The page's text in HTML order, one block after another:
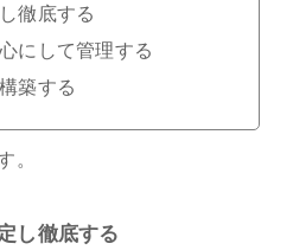
徹底する
にして管理する
築する
。
し徹底する